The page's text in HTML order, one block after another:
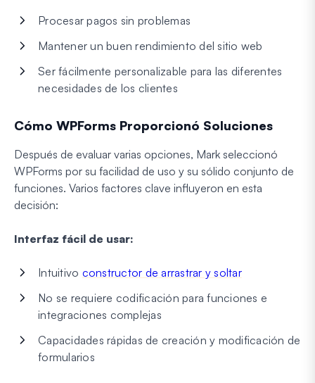
Procesar pagos sin problemas
Mantener un buen rendimiento del sitio web
Ser fácilmente personalizable para las diferentes
necesidades de los clientes
Cómo WPForms Proporcionó Soluciones
Después de evaluar varias opciones, Mark seleccionó
WPForms por su facilidad de uso y su sólido conjunto de
funciones. Varios factores clave influyeron en esta
decisión:
Interfaz fácil de usar:
Intuitivo constructor de arrastrar y soltar
No se requiere codificación para funciones e
integraciones complejas
Capacidades rápidas de creación y modificación de
formularios